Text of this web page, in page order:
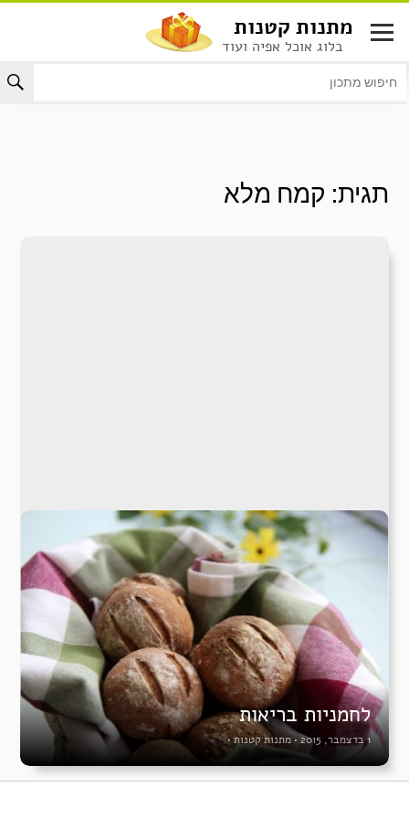
לתוכן
מתנות קטנות
בלוג אוכל אפיה ועוד
תגית: קמח מלא
לחמניות בריאות
1 בדצמבר, 2015 •מתנות קטנות•